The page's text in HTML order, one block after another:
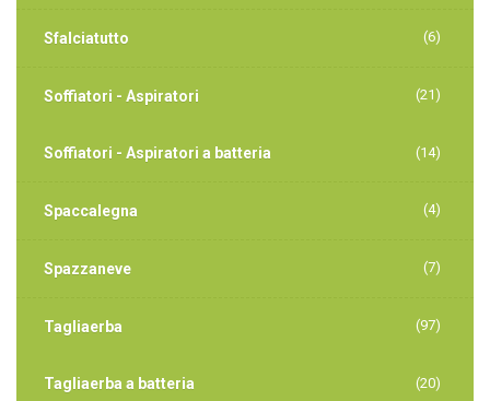
Sfalciatutto (6)
Soffiatori - Aspiratori (21)
Soffiatori - Aspiratori a batteria (14)
Spaccalegna (4)
Spazzaneve (7)
Tagliaerba (97)
Tagliaerba a batteria (20)